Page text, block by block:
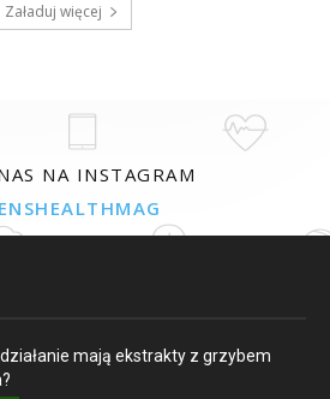
Załaduj więcej
NA INSTAGRAM
mają ekstrakty z grzybem